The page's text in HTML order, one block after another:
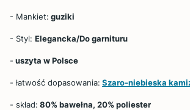
- Mankiet: guziki
- Styl: Elegancka/Do garnituru
- uszyta w Polsce
- łatwość dopasowania: Szaro-niebieska
- skład: 80% bawełna, 20% poliester